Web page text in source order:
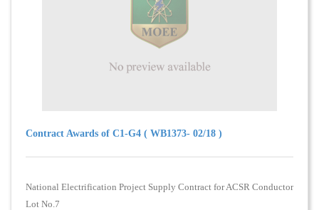
Contract Awards of C1-G4 ( WB1373- 02/18 )
National Electrification Project Supply Contract for ACSR Conductor
Lot No.7